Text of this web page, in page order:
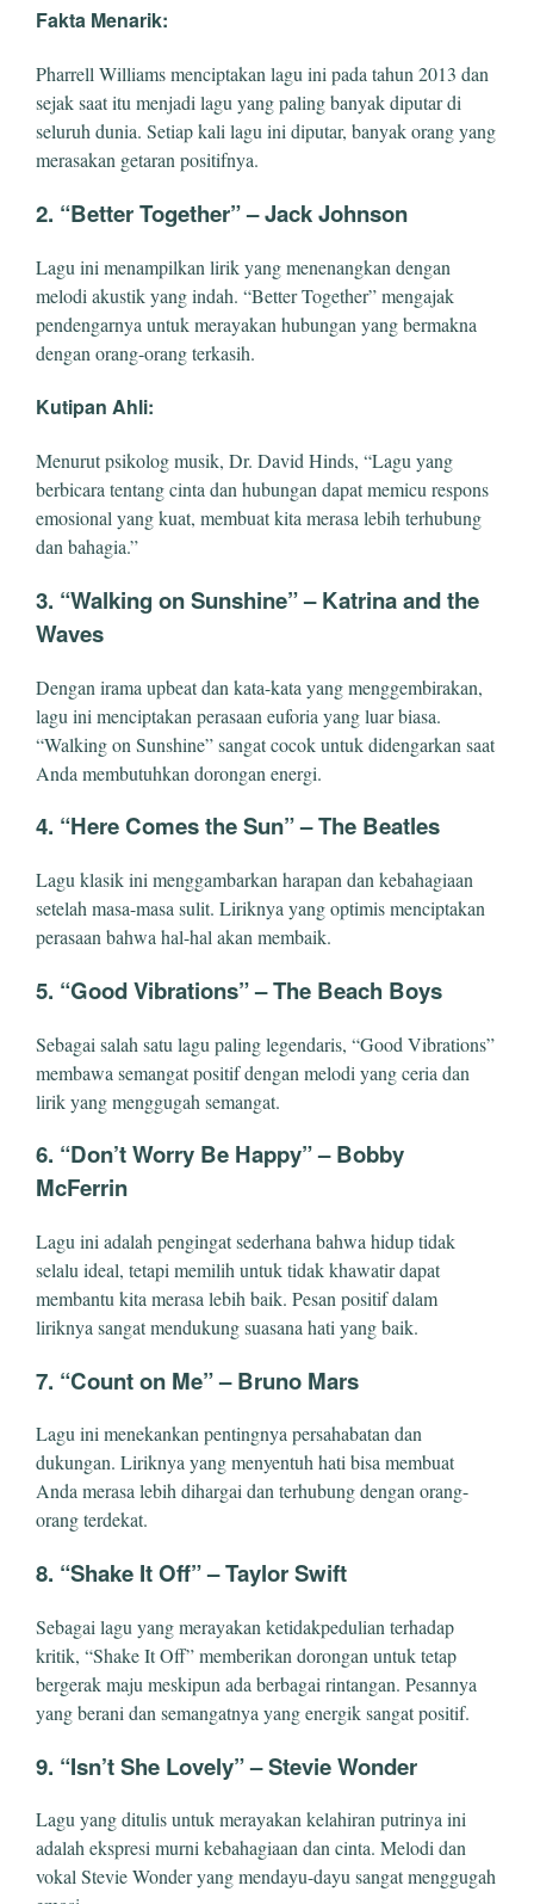
Fakta Menarik:
Pharrell Williams menciptakan lagu ini pada tahun 2013 dan
sejak saat itu menjadi lagu yang paling banyak diputar di
seluruh dunia. Setiap kali lagu ini diputar, banyak orang yang
merasakan getaran positifnya.
2. “Better Together” – Jack Johnson
Lagu ini menampilkan lirik yang menenangkan dengan
melodi akustik yang indah. “Better Together” mengajak
pendengarnya untuk merayakan hubungan yang bermakna
dengan orang-orang terkasih.
Kutipan Ahli:
Menurut psikolog musik, Dr. David Hinds, “Lagu yang
berbicara tentang cinta dan hubungan dapat memicu respons
emosional yang kuat, membuat kita merasa lebih terhubung
dan bahagia.”
3. “Walking on Sunshine” – Katrina and the
Waves
Dengan irama upbeat dan kata-kata yang menggembirakan,
lagu ini menciptakan perasaan euforia yang luar biasa.
“Walking on Sunshine” sangat cocok untuk didengarkan saat
Anda membutuhkan dorongan energi.
4. “Here Comes the Sun” – The Beatles
Lagu klasik ini menggambarkan harapan dan kebahagiaan
setelah masa-masa sulit. Liriknya yang optimis menciptakan
perasaan bahwa hal-hal akan membaik.
5. “Good Vibrations” – The Beach Boys
Sebagai salah satu lagu paling legendaris, “Good Vibrations”
membawa semangat positif dengan melodi yang ceria dan
lirik yang menggugah semangat.
6. “Don’t Worry Be Happy” – Bobby
McFerrin
Lagu ini adalah pengingat sederhana bahwa hidup tidak
selalu ideal, tetapi memilih untuk tidak khawatir dapat
membantu kita merasa lebih baik. Pesan positif dalam
liriknya sangat mendukung suasana hati yang baik.
7. “Count on Me” – Bruno Mars
Lagu ini menekankan pentingnya persahabatan dan
dukungan. Liriknya yang menyentuh hati bisa membuat
Anda merasa lebih dihargai dan terhubung dengan orang-
orang terdekat.
8. “Shake It Off” – Taylor Swift
Sebagai lagu yang merayakan ketidakpedulian terhadap
kritik, “Shake It Off” memberikan dorongan untuk tetap
bergerak maju meskipun ada berbagai rintangan. Pesannya
yang berani dan semangatnya yang energik sangat positif.
9. “Isn’t She Lovely” – Stevie Wonder
Lagu yang ditulis untuk merayakan kelahiran putrinya ini
adalah ekspresi murni kebahagiaan dan cinta. Melodi dan
vokal Stevie Wonder yang mendayu-dayu sangat menggugah